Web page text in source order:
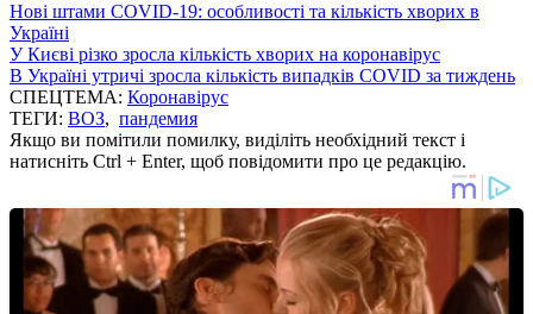
Нові штами COVID-19: особливості та кількість хворих в
Україні
У Києві різко зросла кількість хворих на коронавірус
В Україні утричі зросла кількість випадків COVID за тиждень
СПЕЦТЕМА: Коронавірус
ТЕГИ: ВОЗ, пандемия
Якщо ви помітили помилку, виділіть необхідний текст і
натисніть Ctrl + Enter, щоб повідомити про це редакцію.